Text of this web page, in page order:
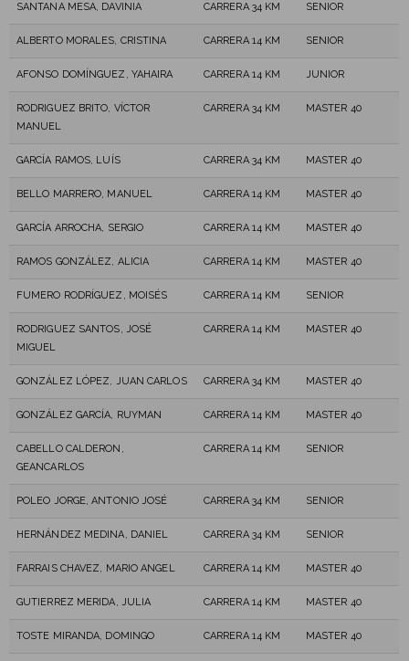
SANTANA MESA, DAVINIA CARRERA 34 KM SENIOR
ALBERTO MORALES, CRISTINA CARRERA 14 KM SENIOR
AFONSO DOMÍNGUEZ, YAHAIRA CARRERA 14 KM JUNIOR
RODRIGUEZ BRITO, VÍCTOR
MANUEL
CARRERA 34 KM MASTER 40
GARCÍA RAMOS, LUÍS CARRERA 34 KM MASTER 40
BELLO MARRERO, MANUEL CARRERA 14 KM MASTER 40
GARCÍA ARROCHA, SERGIO CARRERA 14 KM MASTER 40
RAMOS GONZÁLEZ, ALICIA CARRERA 14 KM MASTER 40
FUMERO RODRÍGUEZ, MOISÉS CARRERA 14 KM SENIOR
RODRIGUEZ SANTOS, JOSÉ
MIGUEL
CARRERA 14 KM MASTER 40
GONZÁLEZ LÓPEZ, JUAN CARLOS CARRERA 34 KM MASTER 40
GONZÁLEZ GARCÍA, RUYMAN CARRERA 14 KM MASTER 40
CABELLO CALDERON,
GEANCARLOS
CARRERA 14 KM SENIOR
POLEO JORGE, ANTONIO JOSÉ CARRERA 34 KM SENIOR
HERNÁNDEZ MEDINA, DANIEL CARRERA 34 KM SENIOR
FARRAIS CHAVEZ, MARIO ANGEL CARRERA 14 KM MASTER 40
GUTIERREZ MERIDA, JULIA CARRERA 14 KM MASTER 40
TOSTE MIRANDA, DOMINGO CARRERA 14 KM MASTER 40